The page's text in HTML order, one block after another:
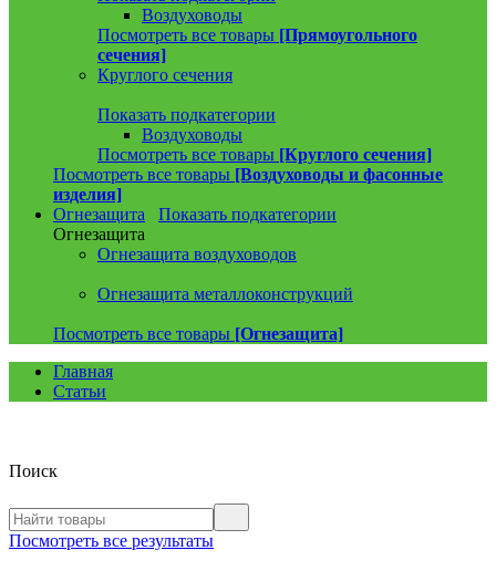
Воздуховоды
Посмотреть все товары [Прямоугольного
сечения]
Круглого сечения
Показать подкатегории
Воздуховоды
Посмотреть все товары [Круглого сечения]
Посмотреть все товары [Воздуховоды и фасонные
изделия]
Огнезащита
Показать подкатегории
Огнезащита
Огнезащита воздуховодов
Огнезащита металлоконструкций
Посмотреть все товары [Огнезащита]
Главная
Статьи
Поиск
Посмотреть все результаты